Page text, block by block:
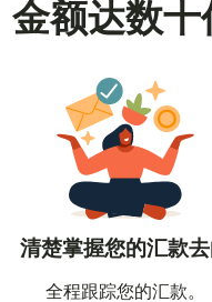
金额达数十
清楚掌握您的汇款去
全程跟踪您的汇款。